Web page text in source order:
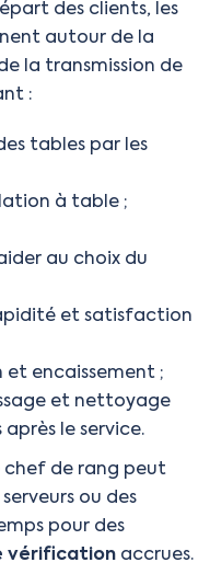
des clients, les
autour de la
la transmission de
:
tables par les
à table ;
au choix du
et satisfaction
et encaissement ;
et nettoyage
le service.
chef de rang peut
ou des
pour des
vérification accrues.